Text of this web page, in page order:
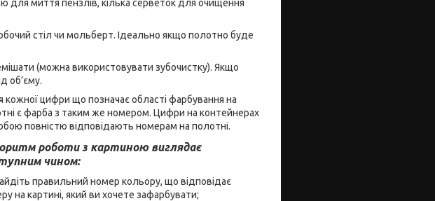
для миття пензлів, кілька серветок для очищення
стіл чи мольберт. Ідеально якщо полотно буде
(можна використовувати зубочистку). Якщо
об’єму.
кожної цифри що позначає області фарбування на
є фарба з таким же номером. Цифри на контейнерах
повністю відповідають номерам на полотні.
роботи з картиною виглядає
чином:
правильний номер кольору, що відповідає
на картині, який ви хочете зафарбувати;